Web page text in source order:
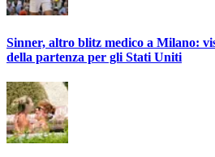
Sinner, altro blitz medico a Milano:
della partenza per gli Stati Uniti